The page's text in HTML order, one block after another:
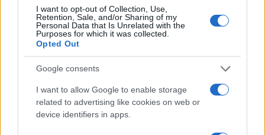
I want to opt-out of Collection, Use,
Retention, Sale, and/or Sharing of my
Personal Data that Is Unrelated with the
Purposes for which it was collected.
Opted Out
Google consents
I want to allow Google to enable storage
related to advertising like cookies on web or
device identifiers in apps.